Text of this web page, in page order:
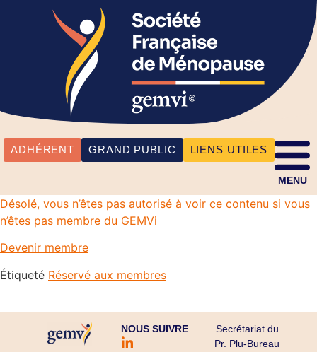
ADHÉRENT GRAND PUBLIC LIENS UTILES
MENU
Désolé, vous n’êtes pas autorisé à voir ce contenu si vous
n’êtes pas membre du GEMVi
Devenir membre
Étiqueté Réservé aux membres
NOUS SUIVRE
Secrétariat du
Pr. Plu-Bureau